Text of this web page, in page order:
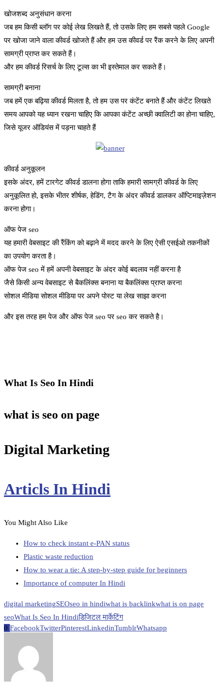
खोजशब्द अनुसंधान करना
जब हम किसी ब्लॉग पर कोई लेख लिखते हैं, तो उसके लिए हम सबसे पहले Google
पर खोजा जाने वाला कीवर्ड खोजते हैं और हम उस कीवर्ड पर रैंक करने के लिए अपनी
सामग्री प्राप्त कर सकते हैं।
और हम कीवर्ड रिसर्च के लिए टूल्स का भी इस्तेमाल कर सकते हैं।
सामग्री बनाना
जब हमें एक बढ़िया कीवर्ड मिलता है, तो हम उस पर कंटेंट बनाते हैं और कंटेंट लिखते
समय आपको यह ध्यान रखना चाहिए कि आपका कंटेंट अच्छी क्वालिटी का होना चाहिए,
जिसे यूजर ऑडियंस में पड़ना चाहते हैं
कीवर्ड अनुकूलन
इसके अंदर, हमें टारगेट कीवर्ड डालना होगा ताकि हमारी सामग्री कीवर्ड के लिए
अनुकूलित हो, इसके भीतर शीर्षक, हेडिंग, टैग के अंदर कीवर्ड डालकर ऑप्टिमाइज़ेशन
करना होगा।
ऑफ पेज seo
यह हमारी वेबसाइट की रैंकिंग को बढ़ाने में मदद करने के लिए ऐसी एसईओ तकनीकों
का उपयोग करता है।
ऑफ पेज seo में हमें अपनी वेबसाइट के अंदर कोई बदलाव नहीं करना है
जैसे किसी अन्य वेबसाइट से बैकलिंक्स बनाना या बैकलिंक्स प्राप्त करना
सोशल मीडिया सोशल मीडिया पर अपने पोस्ट या लेख साझा करना
और इस तरह हम पेज और ऑफ पेज seo पर seo कर सकते है।
What Is Seo In Hindi
what is seo on page
Digital Marketing
Articls In Hindi
You Might Also Like
How to check instant e-PAN status
Plastic waste reduction
How to wear a tie: A step-by-step guide for beginners
Importance of computer In Hindi
digital marketingSEOseo in hindiwhat is backlinkwhat is on page
seoWhat Is Seo In Hindiडिजिटल मार्केटिंग
0 FacebookTwitterPinterestLinkedinTumblrWhatsapp